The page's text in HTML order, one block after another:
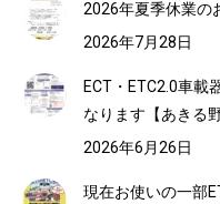
2026年夏季休業の
2026年7月28日
ECT・ETC2.0車載
なります【あきる
2026年6月26日
現在お使いの一部